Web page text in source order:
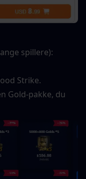
spillere):
Strike.
Gold-pakke, du